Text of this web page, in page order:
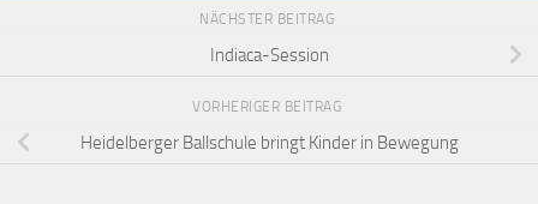
NÄCHSTER BEITRAG
Indiaca-Session
VORHERIGER BEITRAG
Heidelberger Ballschule bringt Kinder in Bewegung